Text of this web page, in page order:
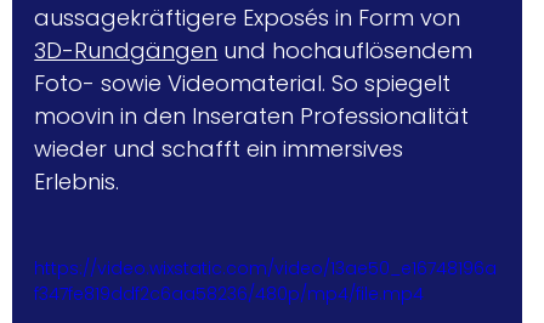
aussagekräftigere Exposés in Form von
3D-Rundgängen und hochauflösendem
Foto- sowie Videomaterial. So spiegelt
moovin in den Inseraten Professionalität
wieder und schafft ein immersives
Erlebnis.
https://video.wixstatic.com/video/13ae50_e16748196a
f347fe819ddf2c6aa58236/480p/mp4/file.mp4